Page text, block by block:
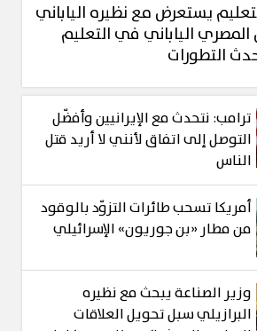
يستعرض مع نظيره الياباني
المصري الياباني في التعليم
التطورات
ترامب: نتحدث مع الإيرانيين وأفضّل
التوصل إلى اتفاق لأنني لا أريد قتل
الناس
أمريكا تسحب طائرات التزوّد بالوقود
من مطار «بن جوريون» الإسرائيلي
وزير الصناعة يبحث مع نظيره
البرازيلي سبل تحويل العلاقات